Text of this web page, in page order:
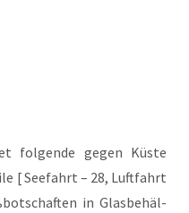
fol­gen­de gegen Küs­te
[ See­fahrt – 28, Luft­fahrt
in Glas­be­häl­